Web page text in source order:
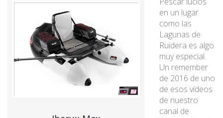
en un lugar
como las
Lagunas de
Ruidera es algo
muy especial.
Un remember
de 2016 de uno
de esos vídeos
de nuestro
canal de